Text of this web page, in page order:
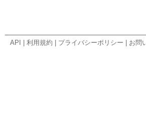
API 利用規約 プライバシーポリシー お問